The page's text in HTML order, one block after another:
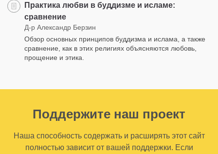
Практика любви в буддизме и исламе:
сравнение
Д-р Александр Берзин
Обзор основных принципов буддизма и ислама, а также
сравнение, как в этих религиях объясняются любовь,
прощение и этика.
Поддержите наш проект
Наша способность содержать и расширять этот сайт
полностью зависит от вашей поддержки. Если